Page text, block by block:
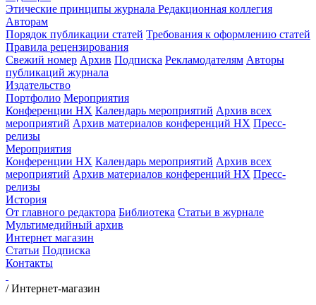
Этические принципы журнала Редакционная коллегия
Авторам
Порядок публикации статей Требования к оформлению статей
Правила рецензирования
Свежий номер Архив Подписка Рекламодателям Авторы
публикаций журнала
Издательство
Портфолио Мероприятия
Конференции НХ Календарь мероприятий Архив всех
мероприятий Архив материалов конференций НХ Пресс-
релизы
Мероприятия
Конференции НХ Календарь мероприятий Архив всех
мероприятий Архив материалов конференций НХ Пресс-
релизы
История
От главного редактора Библиотека Статьи в журнале
Мультимедийный архив
Интернет магазин
Статьи Подписка
Контакты
/ Интернет-магазин